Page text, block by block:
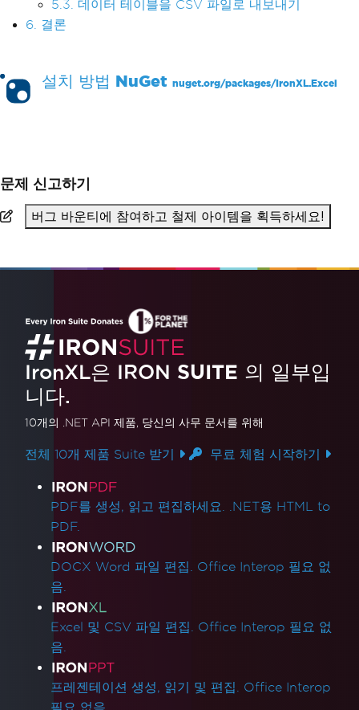
5.3. 데이터 테이블을 CSV 파일로 내보내기
6. 결론
설치 방법 NuGet nuget.org/packages/IronXL.Excel
문제 신고하기
버그 바운티에 참여하고 철제 아이템을 획득하세요!
IronXL은 IRON SUITE 의 일부입
니다.
10개의 .NET API 제품, 당신의 사무 문서를 위해
전체 10개 제품 Suite 받기 무료 체험 시작하기
제품 링크
PDF를 생성, 읽고 편집하세요. .NET용 HTML to
PDF.
DOCX Word 파일 편집. Office Interop 필요 없
음.
Excel 및 CSV 파일 편집. Office Interop 필요 없
음.
프레젠테이션 생성, 읽기 및 편집. Office Interop
필요 없음.